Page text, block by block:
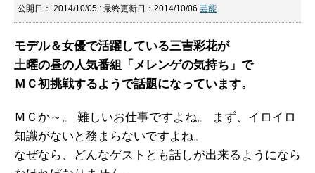
公開日： 2014/10/05 : 最終更新日：2014/10/06 芸能
モデル＆女優で活躍している三吉彩花が
土曜の昼の人気番組「メレンゲの気持ち」で
ＭＣ初挑戦するようで話題になっています。
ＭＣか～。 難しいお仕事ですよね。 まず、イロイロ
知識がないと務まらないですよね。
なぜなら、どんなゲストとも話しが出来るようになら